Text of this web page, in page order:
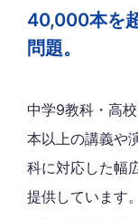
40,000本を
問題。
中学9教科・高
本以上の講義や
科に対応した幅
提供しています。